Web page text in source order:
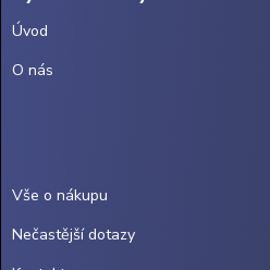
Úvod
O nás
Vše o nákupu
Nečastější dotazy